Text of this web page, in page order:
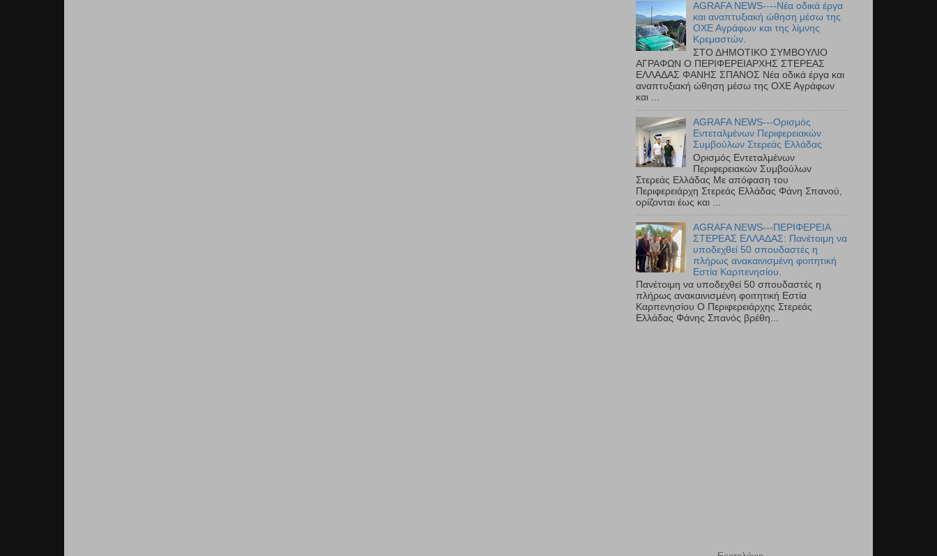
AGRAFA NEWS----Νέα οδικά έργα
και αναπτυξιακή ώθηση μέσω της
ΟΧΕ Αγράφων και της λίμνης
Κρεμαστών.
ΣΤΟ ΔΗΜΟΤΙΚΟ ΣΥΜΒΟΥΛΙΟ
ΑΓΡΑΦΩΝ Ο ΠΕΡΙΦΕΡΕΙΑΡΧΗΣ ΣΤΕΡΕΑΣ
ΕΛΛΑΔΑΣ ΦΑΝΗΣ ΣΠΑΝΟΣ Νέα οδικά έργα και
αναπτυξιακή ώθηση μέσω της ΟΧΕ Αγράφων
και ...
AGRAFA NEWS---Ορισμός
Εντεταλμένων Περιφερειακών
Συμβούλων Στερεάς Ελλάδας
Ορισμός Εντεταλμένων
Περιφερειακών Συμβούλων
Στερεάς Ελλάδας Με απόφαση του
Περιφερειάρχη Στερεάς Ελλάδας Φάνη Σπανού,
ορίζονται έως και ...
AGRAFA NEWS---ΠΕΡΙΦΕΡΕΙΑ
ΣΤΕΡΕΑΣ ΕΛΛΑΔΑΣ: Πανέτοιμη να
υποδεχθεί 50 σπουδαστές η
πλήρως ανακαινισμένη φοιτητική
Εστία Καρπενησίου.
Πανέτοιμη να υποδεχθεί 50 σπουδαστές η
πλήρως ανακαινισμένη φοιτητική Εστία
Καρπενησίου Ο Περιφερειάρχης Στερεάς
Ελλάδας Φάνης Σπανός βρέθη...